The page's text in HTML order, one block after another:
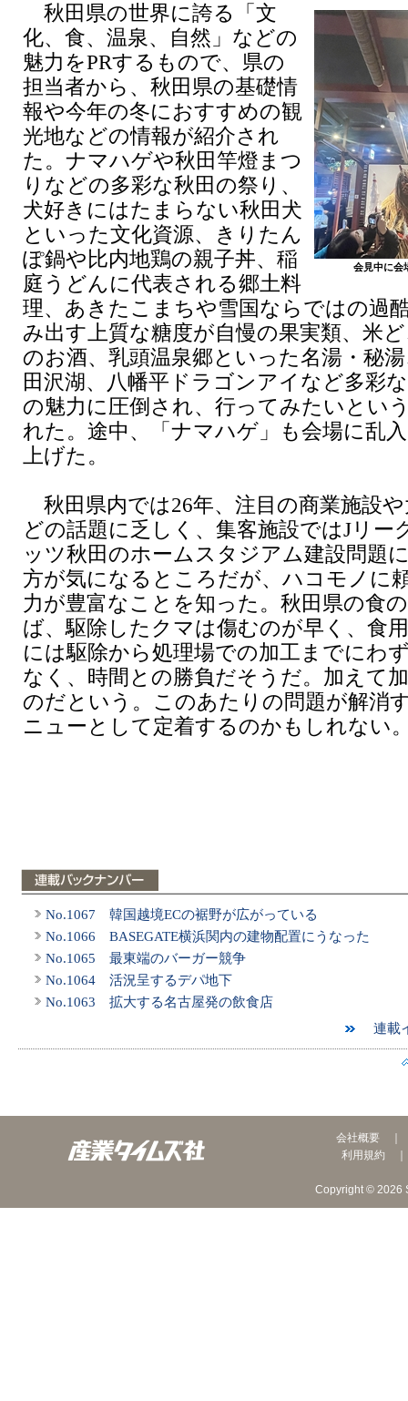
会見中に会
秋田県の世界に誇る「文
化、食、温泉、自然」などの
魅力をPRするもので、県の
担当者から、秋田県の基礎情
報や今年の冬におすすめの観
光地などの情報が紹介され
た。ナマハゲや秋田竿燈まつ
りなどの多彩な秋田の祭り、
犬好きにはたまらない秋田犬
といった文化資源、きりたん
ぽ鍋や比内地鶏の親子丼、稲
庭うどんに代表される郷土料
理、あきたこまちや雪国ならではの過
み出す上質な糖度が自慢の果実類、米
のお酒、乳頭温泉郷といった名湯・秘
田沢湖、八幡平ドラゴンアイなど多彩
の魅力に圧倒され、行ってみたいとい
れた。途中、「ナマハゲ」も会場に乱
上げた。
秋田県内では26年、注目の商業施設
どの話題に乏しく、集客施設ではJリー
ッツ秋田のホームスタジアム建設問題
方が気になるところだが、ハコモノに
力が豊富なことを知った。秋田県の食
ば、駆除したクマは傷むのが早く、食
には駆除から処理場での加工までにわ
なく、時間との勝負だそうだ。加えて
のだという。このあたりの問題が解消
ニューとして定着するのかもしれない
No.1067 韓国越境ECの裾野が広がっている
No.1066 BASEGATE横浜関内の建物配置にうなった
No.1065 最東端のバーガー競争
No.1064 活況呈するデパ地下
No.1063 拡大する名古屋発の飲食店
連載
会社概要
利用規約
Copyright © 2026